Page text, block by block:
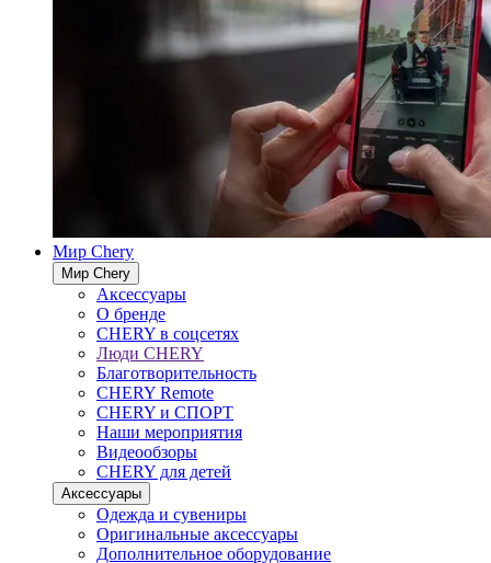
Мир Chery
Мир Chery
Аксессуары
О бренде
CHERY в соцсетях
Люди CHERY
Благотворительность
CHERY Remote
CHERY и СПОРТ
Наши мероприятия
Видеообзоры
CHERY для детей
Аксессуары
Одежда и сувениры
Оригинальные аксессуары
Дополнительное оборудование